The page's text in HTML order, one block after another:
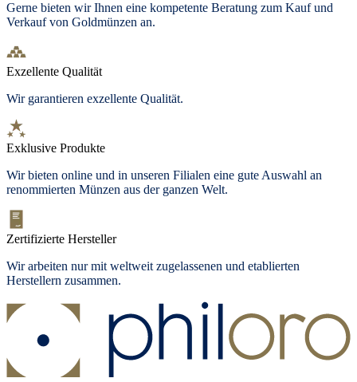
Gerne bieten wir Ihnen eine kompetente Beratung zum Kauf und
Verkauf von Goldmünzen an.
Exzellente Qualität
Wir garantieren exzellente Qualität.
Exklusive Produkte
Wir bieten online und in unseren Filialen eine gute Auswahl an
renommierten Münzen aus der ganzen Welt.
Zertifizierte Hersteller
Wir arbeiten nur mit weltweit zugelassenen und etablierten
Herstellern zusammen.